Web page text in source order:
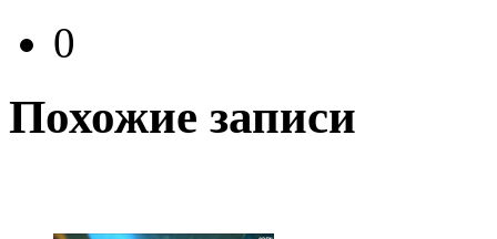
0
Похожие записи